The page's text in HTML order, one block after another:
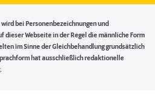
bei Personenbezeichnungen und
dieser Webseite in der Regel die männliche Form
im Sinne der Gleichbehandlung grundsätzlich
hat ausschließlich redaktionelle